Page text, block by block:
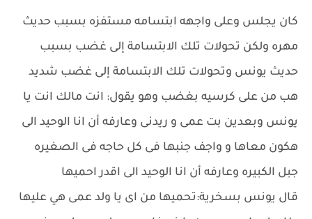
كان يجلس وعلى واجهه ابتسامه مستفزه بسبب حديث
مهره ولكن تحولات تلك الابتسامة إلى غضب بسبب
حديث يونس وتحولات تلك الابتسامة إلى غضب شديد
هب من على كرسيه بغضب وهو يقول: انت مالك انت يا
يونس وبعدين بت عمى و ريدنى وعارفه أن انا الوحيد الى
هكون معاها و واجف جنبها فى كل حاجه فى الصغيره
جبل الكبيره وعارفه أن انا الوحيد الى اقدر احميها
قال يونس بسخرية:تحميها من اى يا ولد عمى هي عليها